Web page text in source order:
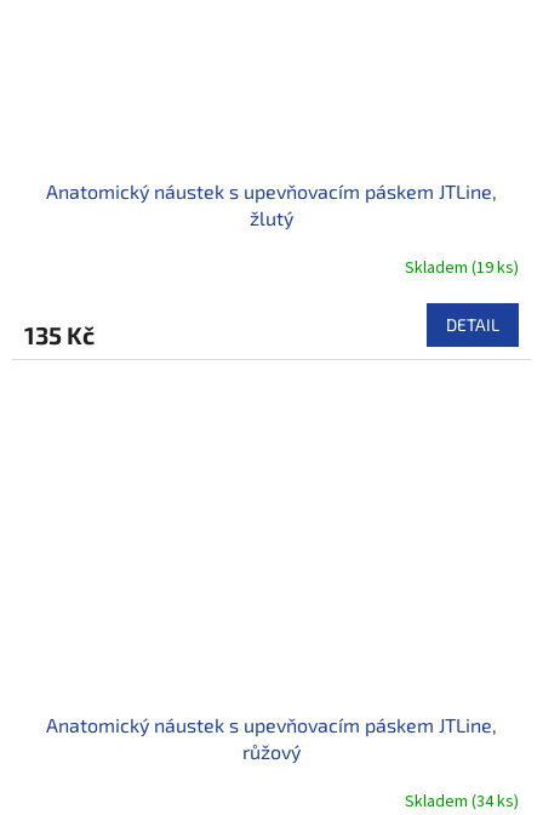
Anatomický náustek s upevňovacím páskem JTLine,
žlutý
Skladem (19 ks)
135 Kč DETAIL
Anatomický náustek s upevňovacím páskem JTLine,
růžový
Skladem (34 ks)